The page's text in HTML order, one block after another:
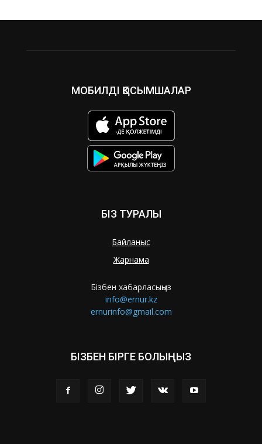
МОБИЛДІ ҚОСЫМШАЛАР
БІЗ ТУРАЛЫ
Байланыс
Жарнама
Бізбен хабарласыңыз
info@ernur.kz
ernurinfo@gmail.com
БІЗБЕН БІРГЕ БОЛЫҢЫЗ